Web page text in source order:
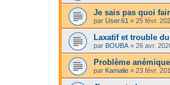
Je sais pas quoi
par User.61 » 25 févr.
Laxatif et trouble
par BOUBA » 26 avr.
Problème
par Kamalie » 23 févr.